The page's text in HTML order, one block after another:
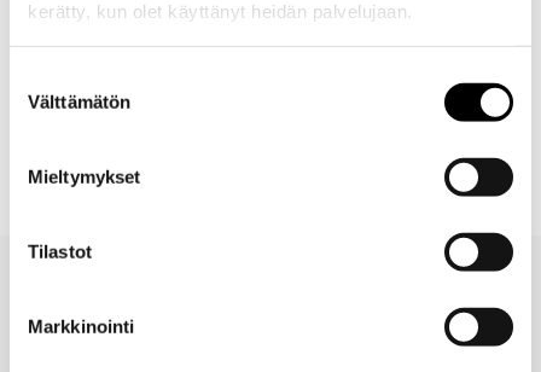
kerätty, kun olet käyttänyt heidän palvelujaan.
valinta
Välttämätön
Mieltymykset
Tilastot
Markkinointi
Toimitus
Ladattavat materiaalit